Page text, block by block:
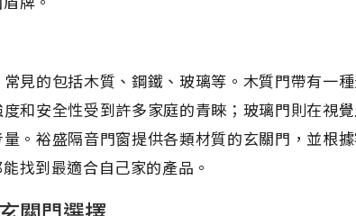
見的包括木質、鋼鐵、玻璃等。木質門帶有一
和安全性受到許多家庭的青睞；玻璃門則在視
。裕盛隔音門窗提供各類材質的玄關門，並根
找到最適合自己家的產品。